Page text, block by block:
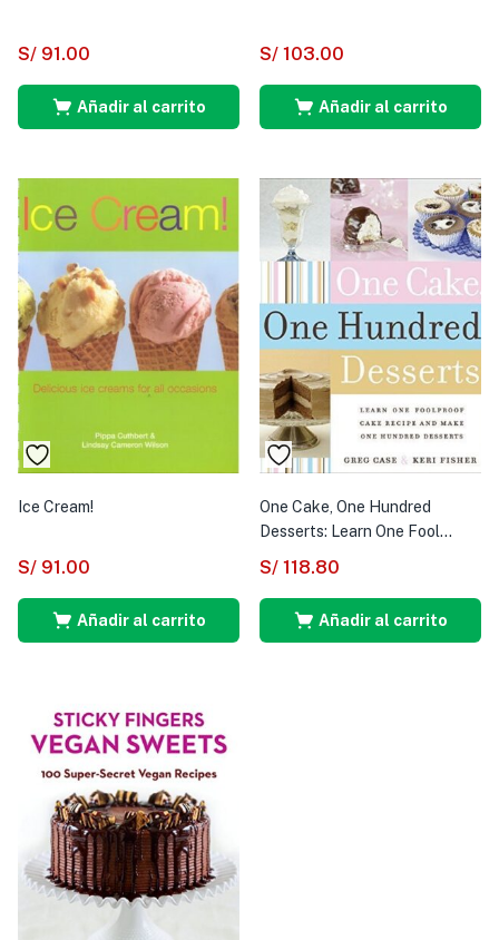
S/ 91.00
Añadir al carrito
S/ 103.00
Añadir al carrito
Ice Cream!
S/ 91.00
Añadir al carrito
One Cake, One Hundred
Desserts: Learn One Fool...
S/ 118.80
Añadir al carrito